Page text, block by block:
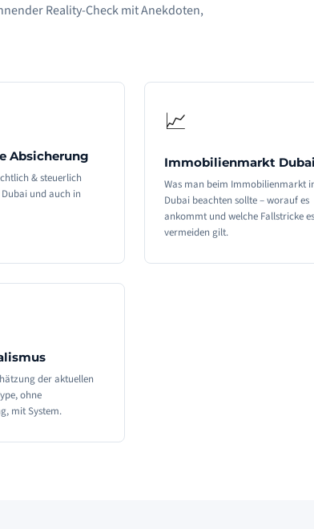
Reality-Check mit Anekdoten,
Absicherung
& steuerlich
und auch in
📈
Immobilienmarkt
Was man beim Immobilienmarkt
Dubai beachten sollte – worauf es
ankommt und welche Fallstricke
vermeiden gilt.
der aktuellen
ohne
mit System.